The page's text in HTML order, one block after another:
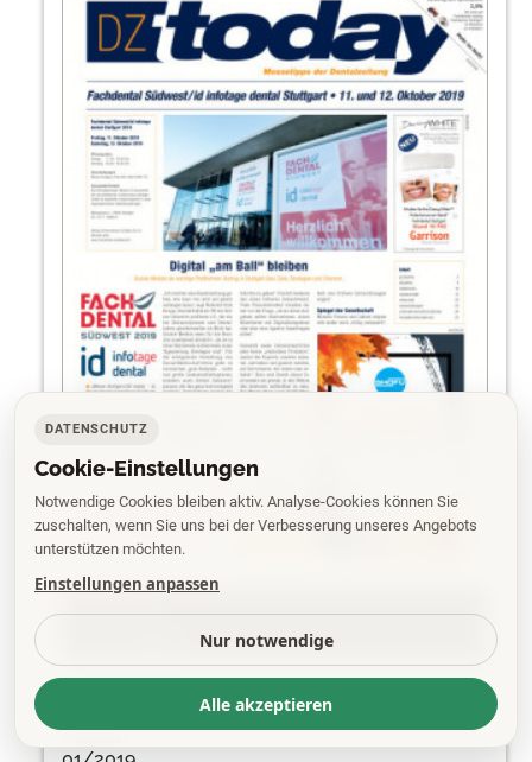
DATENSCHUTZ
Cookie-Einstellungen
Notwendige Cookies bleiben aktiv. Analyse-Cookies können Sie
zuschalten, wenn Sie uns bei der Verbesserung unseres Angebots
unterstützen möchten.
Einstellungen anpassen
Nur notwendige
Alle akzeptieren